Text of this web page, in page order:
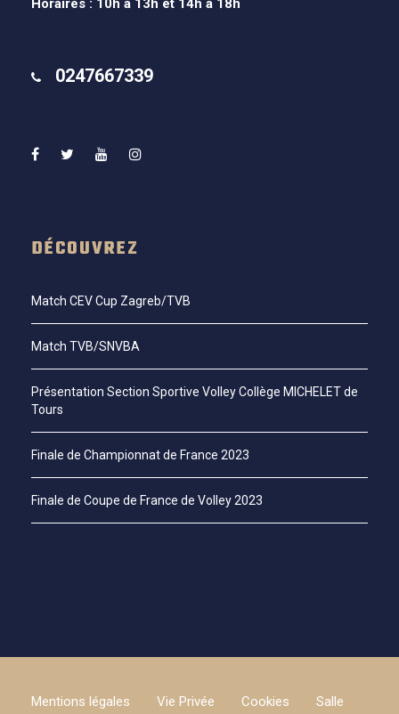
Horaires : 10h à 13h et 14h à 18h
0247667339
DÉCOUVREZ
Match CEV Cup Zagreb/TVB
Match TVB/SNVBA
Présentation Section Sportive Volley Collège MICHELET de
Tours
Finale de Championnat de France 2023
Finale de Coupe de France de Volley 2023
Mentions légales Vie Privée Cookies Salle